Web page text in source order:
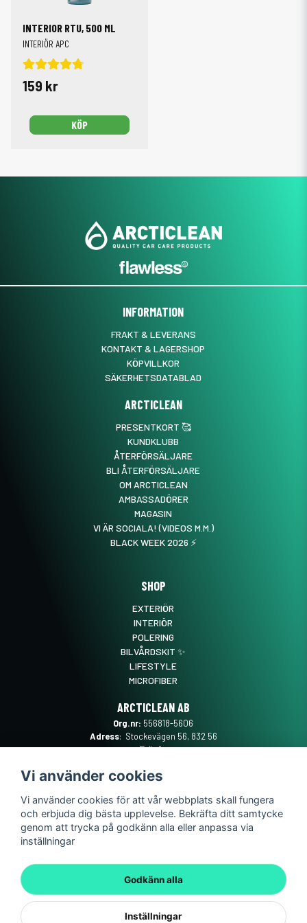
är det dock bättre att använda produkter som är särskilt utvecklade för lack och
När ska man använda APC på bilen?
APC används främst vid interiör rengöring: När säten och mattor behöver
fräschas upp När plast och paneler känns smutsiga Vid rengöring av armstöd
regelbunden rengöring av bilens insida.
Behöver APC spädas?
Många APC-produkter är färdigblandade för direkt användning. Vissa kan
att ge jämnt och konsekvent resultat.
INTERIOR RTU, 500 ML
INTERIÖR APC
159 kr
KÖP
INFORMATION
FRAKT & LEVERANS
KONTAKT & LAGERSHOP
KÖPVILLKOR
SÄKERHETSDATABLAD
ARCTICLEAN
PRESENTKORT 🥰
KUNDKLUBB
ÅTERFÖRSÄLJARE
BLI ÅTERFÖRSÄLJARE
OM ARCTICLEAN
AMBASSADÖRER
MAGASIN
VI ÄR SOCIALA! (VIDEOS M.M.)
BLACK WEEK 2026 ⚡️
SHOP
EXTERIÖR
INTERIÖR
POLERING
BILVÅRDSKIT ✨
LIFESTYLE
MICROFIBER
ARCTICLEAN AB
Org.nr: 556818-5606
Adress: Stockevägen 56, 832 56
Frösön
Telefon:0101889555
Vi använder cookies
Vi använder cookies för att vår webbplats skall fungera
och erbjuda dig bästa upplevelse. Bekräfta ditt samtycke
genom att trycka på godkänn alla eller anpassa via
inställningar
Godkänn alla
Inställningar